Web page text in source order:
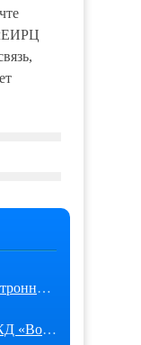
КАК принять участие в электронном голосовании в общем собрании
Управляющая компания «МКД «Восток» прекратила личный приём граждан в